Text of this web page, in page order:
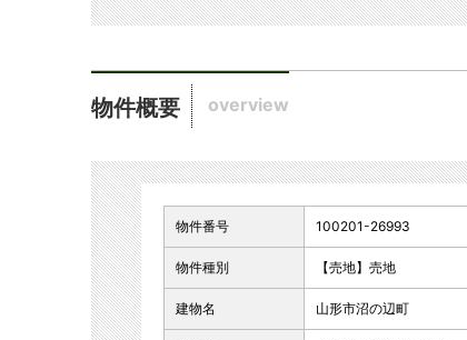
物件概要 overview
物件番号 100201-26993
物件種別 【売地】売地
建物名 山形市沼の辺町